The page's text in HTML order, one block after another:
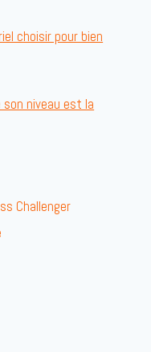
choisir pour bien
son niveau est la
Challenger